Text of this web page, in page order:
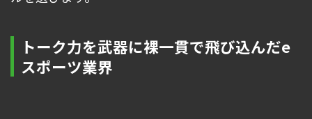
トーク力を武器に裸一貫で飛び込んだe
スポーツ業界